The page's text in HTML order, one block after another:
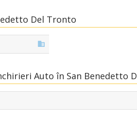
Del Tronto
Auto în San Benedetto